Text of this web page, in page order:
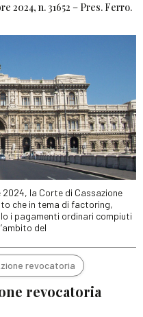
2024, n. 31652 – Pres. Ferro.
2024, la Corte di Cassazione
che in tema di factoring,
i pagamenti ordinari compiuti
del
revocatoria
revocatoria